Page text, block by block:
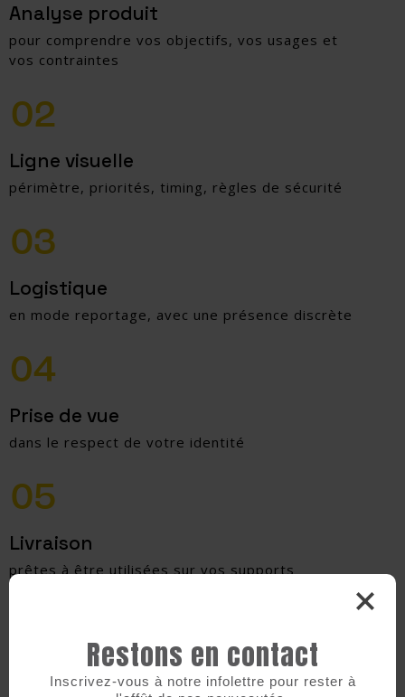
Analyse produit
pour comprendre vos objectifs, vos usages et
vos contraintes
Ligne visuelle
périmètre, priorités, timing, règles de sécurité
Logistique
en mode reportage, avec une présence discrète
Prise de vue
dans le respect de votre identité
Livraison
prêtes à être utilisées sur vos supports
Restons en contact
Inscrivez-vous à notre infolettre pour rester à